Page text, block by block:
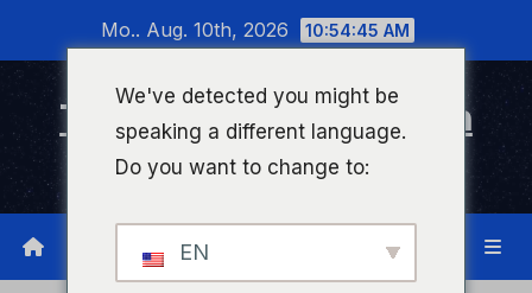
wechseln
Mo.. Aug. 10th, 2026 10:54:45 AM
Timeline Bad Kreuznach
Infonetzwerk für Bad Kreuznach
We've detected you might be
speaking a different language.
Do you want to change to:
EN